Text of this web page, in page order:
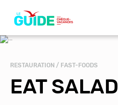
contenu
principal
RESTAURATION / FAST-FOODS
EAT SALAD